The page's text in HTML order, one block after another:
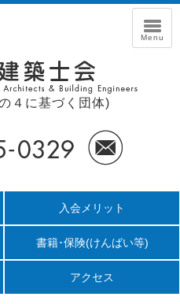
４に基づく団体)
入会メリット
書籍･保険(けんばい等)
アクセス